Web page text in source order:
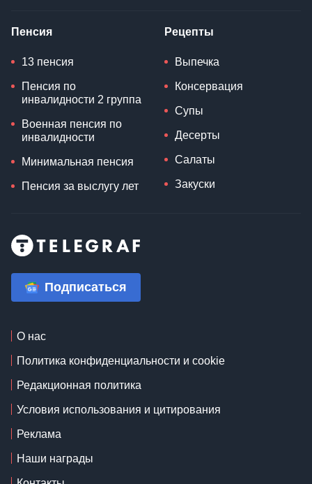
Пенсия
13 пенсия
Пенсия по
инвалидности 2 группа
Военная пенсия по
инвалидности
Минимальная пенсия
Пенсия за выслугу лет
Рецепты
Выпечка
Консервация
Супы
Десерты
Салаты
Закуски
Подписаться
О нас
Политика конфиденциальности и cookie
Редакционная политика
Условия использования и цитирования
Реклама
Наши награды